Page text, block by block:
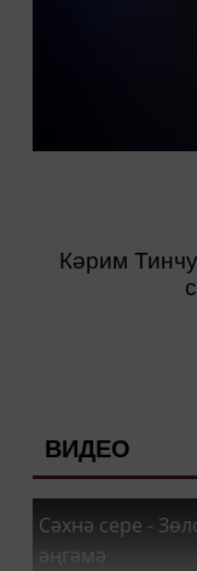
Кәрим
ВИДЕО
Сәхнә сере -
әңгәмә